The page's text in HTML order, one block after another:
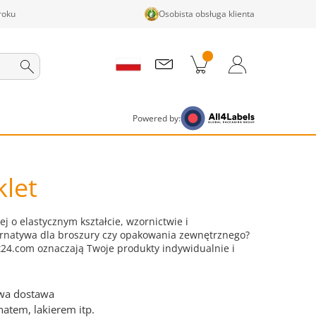
Osobista obsługa klienta
Powered by:
o elastycznym kształcie, wzornictwie i
dla broszury czy opakowania zewnętrznego?
oznaczają Twoje produkty indywidualnie i
dostawa
lakierem itp.